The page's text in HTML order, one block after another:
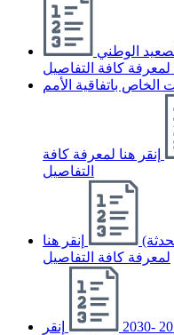
الوطني
لمعرفة كافة التفاصيل
الخاص باتفاقية الأمم
إنقر هنا لمعرفة كافة
التفاصيل
إنقر هنا
لمعرفة كافة التفاصيل
إنقر